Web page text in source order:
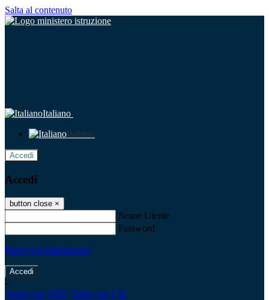
Salta al contenuto
Italiano
Italiano
Accedi
Accedi
button close ×
Nome Utente
Password
Password dimenticata?
-
Entra con SPID Entra con CIE